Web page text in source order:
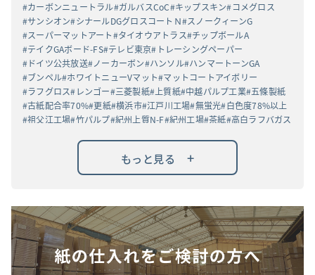
カーボンニュートラル ガルバスCoC キップスキン コメグロス
サンシオン シナールDGグロスコートＮ
スノークィーンG
スーパーマットアート タイオウアトラス チップボールA
テイクGAボード-FS テレビ東京
トレーシングペーパー
ドイツ公共放送 ノーカーボン ハンソル ハンマートーンGA
ブンペル ホワイトニューVマット マットコートアイボリー
ラフグロス レンゴー 三菱製紙 上質紙 中越パルプ工業 五條製紙
古紙配合率70% 更紙 横浜市 江戸川工場 無蛍光 白色度78%以上
祖父江工場 竹パルプ 紀州上質N-F 紀州工場 茶紙 高白ラフバガス
もっと見る +